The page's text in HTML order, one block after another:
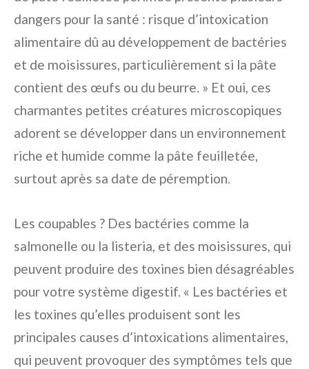
dangers pour la santé : risque d’intoxication
alimentaire dû au développement de bactéries
et de moisissures, particulièrement si la pâte
contient des œufs ou du beurre. » Et oui, ces
charmantes petites créatures microscopiques
adorent se développer dans un environnement
riche et humide comme la pâte feuilletée,
surtout après sa date de péremption.
Les coupables ? Des bactéries comme la
salmonelle ou la listeria, et des moisissures, qui
peuvent produire des toxines bien désagréables
pour votre système digestif. « Les bactéries et
les toxines qu’elles produisent sont les
principales causes d’intoxications alimentaires,
qui peuvent provoquer des symptômes tels que